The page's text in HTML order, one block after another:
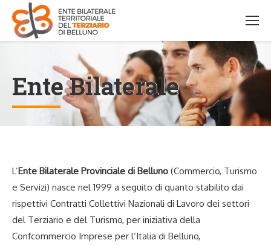
Ente Bilaterale
L’Ente Bilaterale Provinciale di Belluno (Commercio, Turismo
e Servizi) nasce nel 1999 a seguito di quanto stabilito dai
rispettivi Contratti Collettivi Nazionali di Lavoro dei settori
del Terziario e del Turismo, per iniziativa della
Confcommercio Imprese per l’Italia di Belluno,